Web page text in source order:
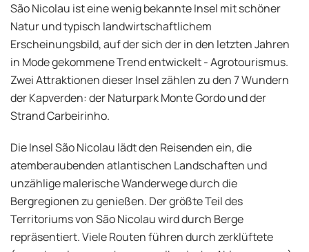
São Nicolau ist eine wenig bekannte Insel mit schöner
Natur und typisch landwirtschaftlichem
Erscheinungsbild, auf der sich der in den letzten Jahren
in Mode gekommene Trend entwickelt - Agrotourismus.
Zwei Attraktionen dieser Insel zählen zu den 7 Wundern
der Kapverden: der Naturpark Monte Gordo und der
Strand Carbeirinho.
Die Insel São Nicolau lädt den Reisenden ein, die
atemberaubenden atlantischen Landschaften und
unzählige malerische Wanderwege durch die
Bergregionen zu genießen. Der größte Teil des
Territoriums von São Nicolau wird durch Berge
repräsentiert. Viele Routen führen durch zerklüftete